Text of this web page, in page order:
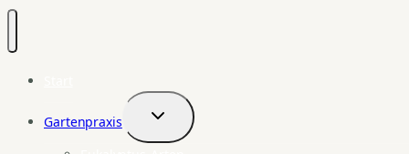
Gartenpraxis
Untermenü
umschalten